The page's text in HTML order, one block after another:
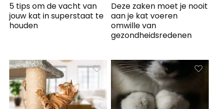
5 tips om de vacht van
jouw kat in superstaat te
houden
Deze zaken moet je nooit
aan je kat voeren
omwille van
gezondheidsredenen